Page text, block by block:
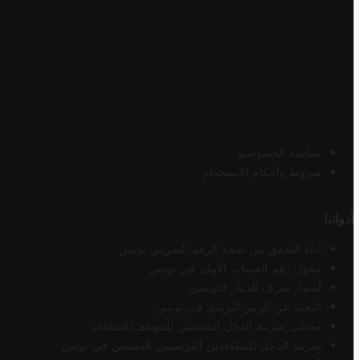
سياسة الخصوصية
شروط وأحكام الاستخدام
أدواتنا
أداة التحقق من صحة الرقم الضريبي تونس
محول رقم الحساب الآيبان في تونس
أسعار صرف الدينار التونسي
البحث عن الرمز البريدي في تونس
محاكي ضريبة الدخل الشخصي للموظف/المتقاعد
ضريبة الدخل للمتقاعدين الفرنسيين المقيمين في تونس